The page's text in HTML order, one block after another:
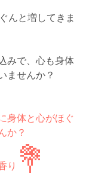
んと増してきま
みで、心も身体
ませんか？
身体と心がほぐ
か？
り 💐